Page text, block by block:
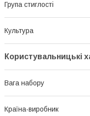
Група стиглості
Культура
Користувальницькі
Вага набору
Країна-виробник